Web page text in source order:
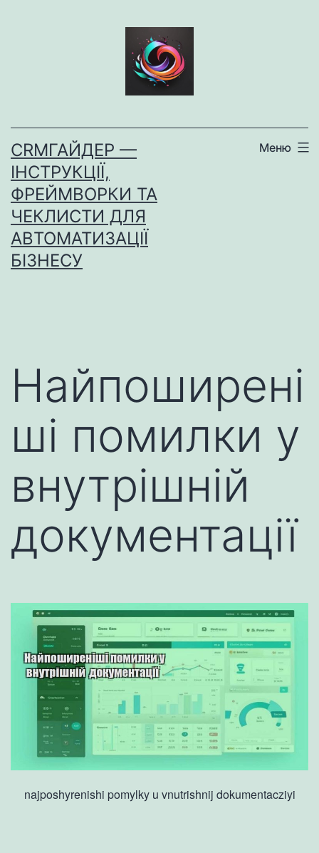
CRMГАЙДЕР —
ІНСТРУКЦІЇ,
ФРЕЙМВОРКИ ТА
ЧЕКЛИСТИ ДЛЯ
АВТОМАТИЗАЦІЇ
БІЗНЕСУ
Меню
Найпоширені
ші помилки у
внутрішній
документації
najposhyrenishi pomylky u vnutrishnij dokumentacziyi